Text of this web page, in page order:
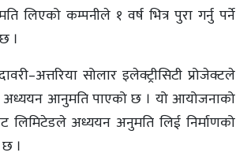
लिएको कम्पनीले १ वर्ष भित्र पुरा गर्नु पर्ने
।
सोलार इलेक्ट्रीसिटी प्रोजेक्टले
आनुमति पाएको छ । यो आयोजनाको
लिमिटेडले अध्ययन अनुमति लिई निर्माणको
।